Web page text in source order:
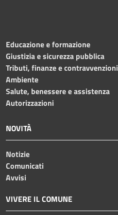
Educazione e formazione
Giustizia e sicurezza pubblica
Tributi, finanze e contravvenzioni
Ambiente
Salute, benessere e assistenza
Autorizzazioni
NOVITÀ
Notizie
Comunicati
Avvisi
VIVERE IL COMUNE